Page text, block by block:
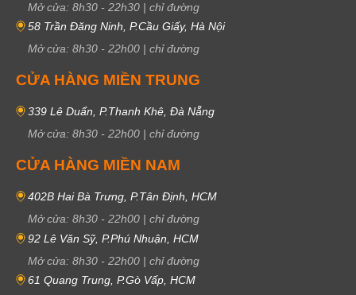
Mở cửa: 8h30 - 22h30 | chỉ đường
58 Trần Đăng Ninh, P.Cầu Giấy, Hà Nội
Mở cửa: 8h30 - 22h00 | chỉ đường
CỬA HÀNG MIỀN TRUNG
339 Lê Duẩn, P.Thanh Khê, Đà Nẵng
Mở cửa: 8h30 - 22h00 | chỉ đường
CỬA HÀNG MIỀN NAM
402B Hai Bà Trưng, P.Tân Định, HCM
Mở cửa: 8h30 - 22h00 | chỉ đường
92 Lê Văn Sỹ, P.Phú Nhuận, HCM
Mở cửa: 8h30 - 22h00 | chỉ đường
61 Quang Trung, P.Gò Vấp, HCM